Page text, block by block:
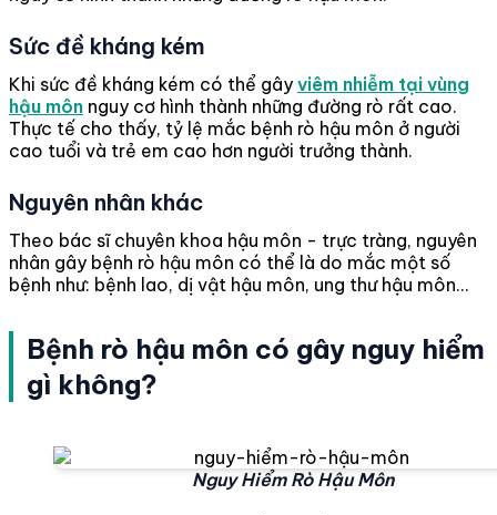
Sức đề kháng kém
Khi sức đề kháng kém có thể gây viêm nhiễm tại vùng
hậu môn nguy cơ hình thành những đường rò rất cao.
Thực tế cho thấy, tỷ lệ mắc bệnh rò hậu môn ở người
cao tuổi và trẻ em cao hơn người trưởng thành.
Nguyên nhân khác
Theo bác sĩ chuyên khoa hậu môn - trực tràng, nguyên
nhân gây bệnh rò hậu môn có thể là do mắc một số
bệnh như: bệnh lao, dị vật hậu môn, ung thư hậu môn...
Bệnh rò hậu môn có gây nguy hiểm
gì không?
Nguy Hiểm Rò Hậu Môn